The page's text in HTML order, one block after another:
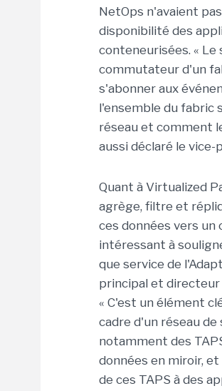
NetOps n'avaient
disponibilité des
conteneurisées. «
commutateur d'un
s'abonner aux
l'ensemble du fabric
réseau et comment
aussi déclaré le
Quant à Virtualized
agrège, filtre et
ces données vers un
intéressant à
que service de
principal et directeur
« C'est un élément
cadre d'un réseau
notamment des
données en miroir,
de ces TAPS à des